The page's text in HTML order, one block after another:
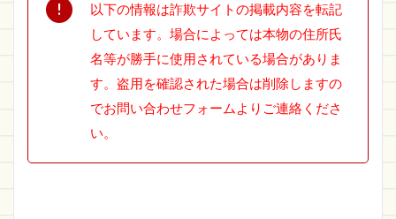
以下の情報は詐欺サイトの掲載内容を転記
しています。場合によっては本物の住所氏
名等が勝手に使用されている場合がありま
す。盗用を確認された場合は削除しますの
でお問い合わせフォームよりご連絡くださ
い。